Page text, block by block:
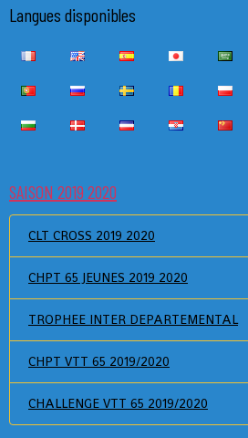
Langues disponibles
SAISON 2019 2020
CLT CROSS 2019 2020
CHPT 65 JEUNES 2019 2020
TROPHEE INTER DEPARTEMENTAL
CHPT VTT 65 2019/2020
CHALLENGE VTT 65 2019/2020